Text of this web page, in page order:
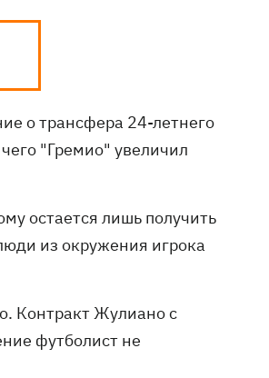
о трансфера 24-летнего
"Гремио" увеличил
остается лишь получить
из окружения игрока
Контракт Жулиано с
футболист не